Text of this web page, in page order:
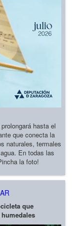
hasta el
que conecta la
naturales, termales
En todas las
la foto!
que